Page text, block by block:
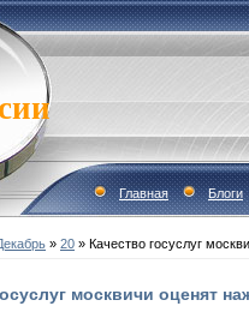
Главная Блоги
» 20 » Качество госуслуг
москвичи оценят